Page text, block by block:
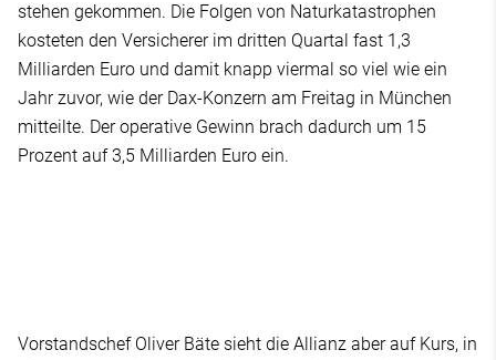
stehen gekommen. Die Folgen von Naturkatastrophen
kosteten den Versicherer im dritten Quartal fast 1,3
Milliarden Euro und damit knapp viermal so viel wie ein
Jahr zuvor, wie der Dax-Konzern am Freitag in München
mitteilte. Der operative Gewinn brach dadurch um 15
Prozent auf 3,5 Milliarden Euro ein.
Vorstandschef Oliver Bäte sieht die Allianz aber auf Kurs, in